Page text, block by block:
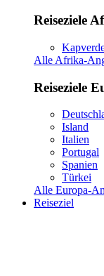
Reiseziele
Alle Afrika-
Reiseziele
Island
Italien
Portugal
Spanien
Türkei
Alle Europa-
Reiseziel